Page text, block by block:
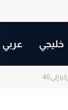
خليجي عربي
إلى 40